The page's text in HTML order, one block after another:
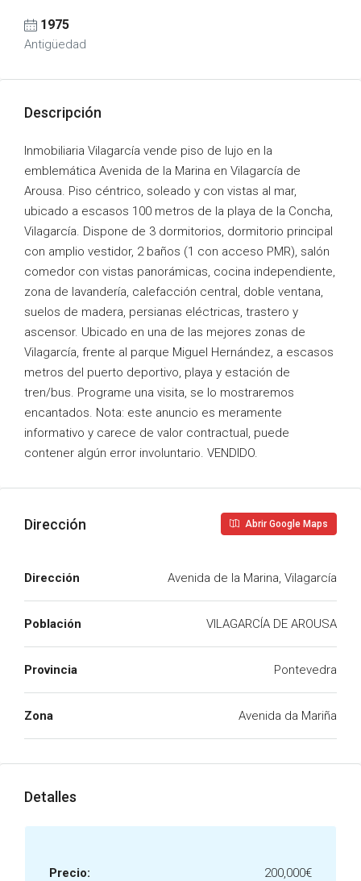
1975
Antigüedad
Descripción
Inmobiliaria Vilagarcía vende piso de lujo en la
emblemática Avenida de la Marina en Vilagarcía de
Arousa. Piso céntrico, soleado y con vistas al mar,
ubicado a escasos 100 metros de la playa de la Concha,
Vilagarcía. Dispone de 3 dormitorios, dormitorio principal
con amplio vestidor, 2 baños (1 con acceso PMR), salón
comedor con vistas panorámicas, cocina independiente,
zona de lavandería, calefacción central, doble ventana,
suelos de madera, persianas eléctricas, trastero y
ascensor. Ubicado en una de las mejores zonas de
Vilagarcía, frente al parque Miguel Hernández, a escasos
metros del puerto deportivo, playa y estación de
tren/bus. Programe una visita, se lo mostraremos
encantados. Nota: este anuncio es meramente
informativo y carece de valor contractual, puede
contener algún error involuntario. VENDIDO.
Dirección Abrir Google Maps
Dirección Avenida de la Marina, Vilagarcía
Población VILAGARCÍA DE AROUSA
Provincia Pontevedra
Zona Avenida da Mariña
Detalles
Precio: 200,000€